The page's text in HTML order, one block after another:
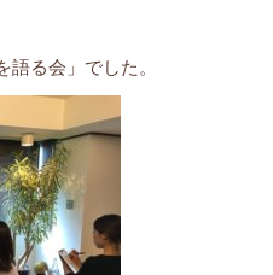
語る会」でした。